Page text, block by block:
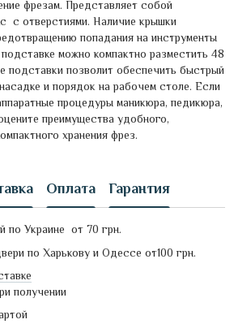
фрезам. Представляет собой
с отверстиями. Наличие крышки
попадания на инструменты
можно компактно разместить 48
подставки позволит обеспечить быстрый
и порядок на рабочем столе. Если
процедуры маникюра, педикюра,
преимущества удобного,
хранения фрез.
Оплата Гарантия
по Украине от 70 грн.
по Харькову и Одессе от100 грн.
получении